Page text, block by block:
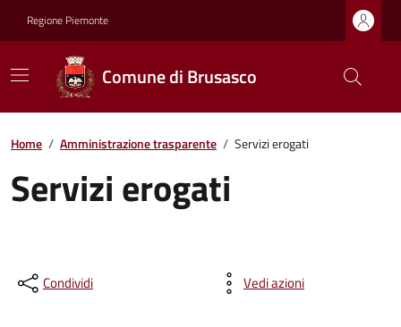
Regione Piemonte
Comune di Brusasco
Home / Amministrazione trasparente / Servizi erogati
Servizi erogati
Condividi Vedi azioni